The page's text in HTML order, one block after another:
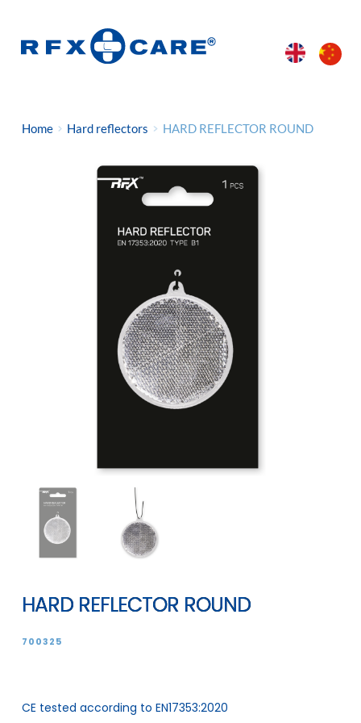
Home Hard reflectors HARD REFLECTOR ROUND
HARD REFLECTOR ROUND
700325
CE tested according to EN17353:2020